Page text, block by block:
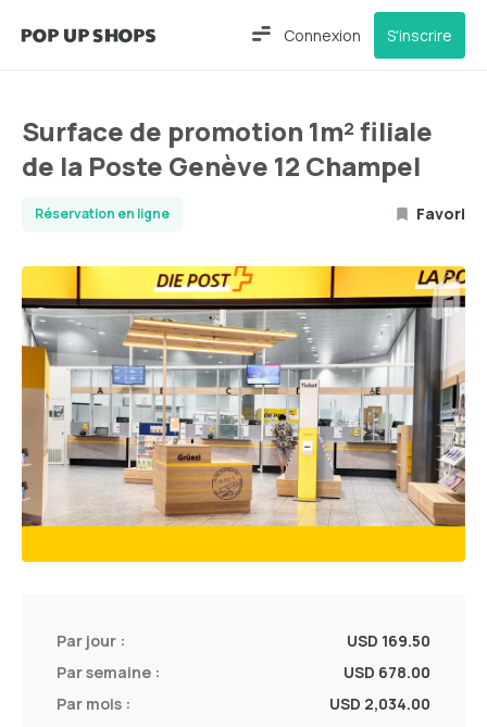
Connexion S'inscrire
Surface de promotion 1m² filiale
de la Poste Genève 12 Champel
Réservation en ligne Favori
Par jour :
Par semaine :
Par mois :
USD 169.50
USD 678.00
USD 2,034.00